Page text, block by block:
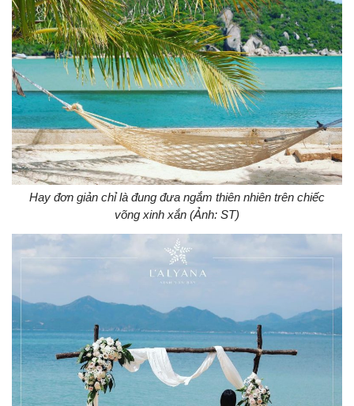
Hay đơn giản chỉ là đung đưa ngắm thiên nhiên trên chiếc
võng xinh xắn (Ảnh: ST)